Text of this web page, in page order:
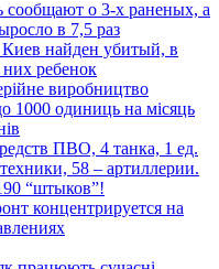
сообщают о 3-х раненых, а
в 7,5 раз
найден убитый, в
ребенок
виробництво
1000 одиниць на місяць
ПВО, 4 танка, 1 ед.
58 – артиллерии.
“штыков”!
концентрируется на